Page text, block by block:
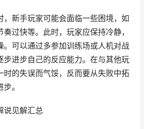
，新手玩家可能会面临一些困境，如
过快等。此时，玩家应保持冷静，
。可以通过多参加训练场或人机对战
步进步自己的反应能力。在与其他玩
时的失误而气馁，反而要从失败中拓
。
说见解汇总